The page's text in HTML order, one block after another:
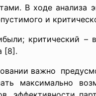
В ходе aнaлизa
и
критичеcкий –
[8].
вaжно
мaкcимaльно